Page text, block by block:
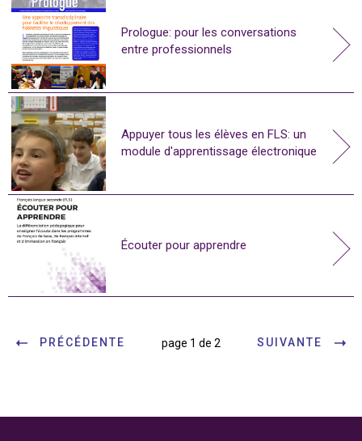
Prologue: pour les conversations
entre professionnels
Appuyer tous les élèves en FLS: un
module d'apprentissage électronique
Écouter pour apprendre
PRÉCÉDENTE page 1 de 2 SUIVANTE